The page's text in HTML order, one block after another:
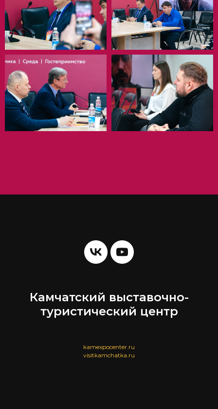
Камчатский выставочно-
туристический центр
kamexpocenter.ru
visitkamchatka.ru